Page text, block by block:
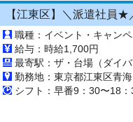
職種：イベント・キャン
給与：時給1,700円